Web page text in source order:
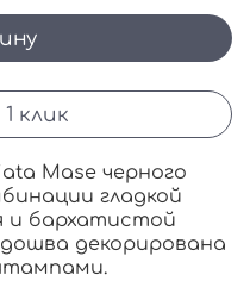
клик
Mase черного
гладкой
и бархатистой
декорирована